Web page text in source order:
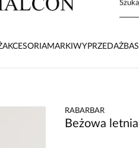
AKCESORIAMARKI WYPRZEDAŻ
RABARBAR
Beżowa